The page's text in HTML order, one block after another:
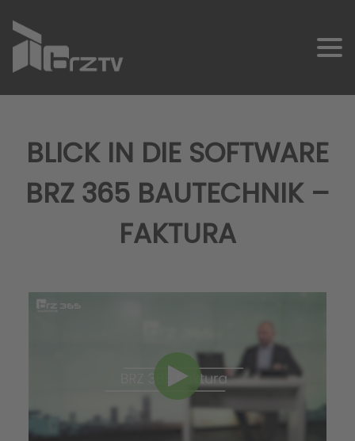
SCHNELLKONTAKT
BLICK IN DIE SOFTWARE
BRZ 365 BAUTECHNIK –
FAKTURA